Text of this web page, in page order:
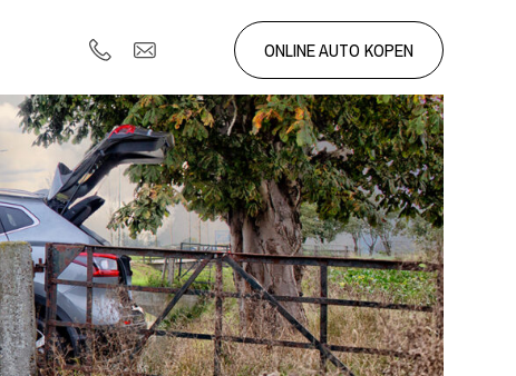
ONLINE AUTO KOPEN